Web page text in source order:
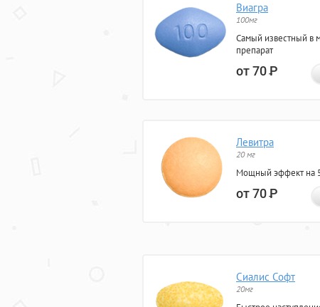
Виагра
100мг
Самый известный в
препарат
от 70Р
Левитра
20 мг
Мощный эффект на
от 70Р
Сиалис Софт
20мг